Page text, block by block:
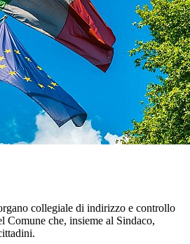
collegiale di indirizzo e controllo
Comune che, insieme al Sindaco,